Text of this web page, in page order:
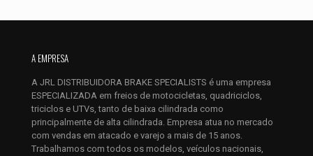
mail*
Salvar meus dados neste navegador para a próxima vez que
eu comentar.
A EMPRESA
A JRL DISTRIBUIDORA BRAKE SPECIALISTS é uma empresa
ESPECIALIZADA em freios de motocicletas, quadriciclos,
triciclos e UTVs, tanto de baixa cilindrada como
principalmente de alta cilindrada. Empresa atua no mercado
com vendas em atacado e varejo a mais de 15 anos.
Trabalhamos com todos os modelos, veículos nacionais,